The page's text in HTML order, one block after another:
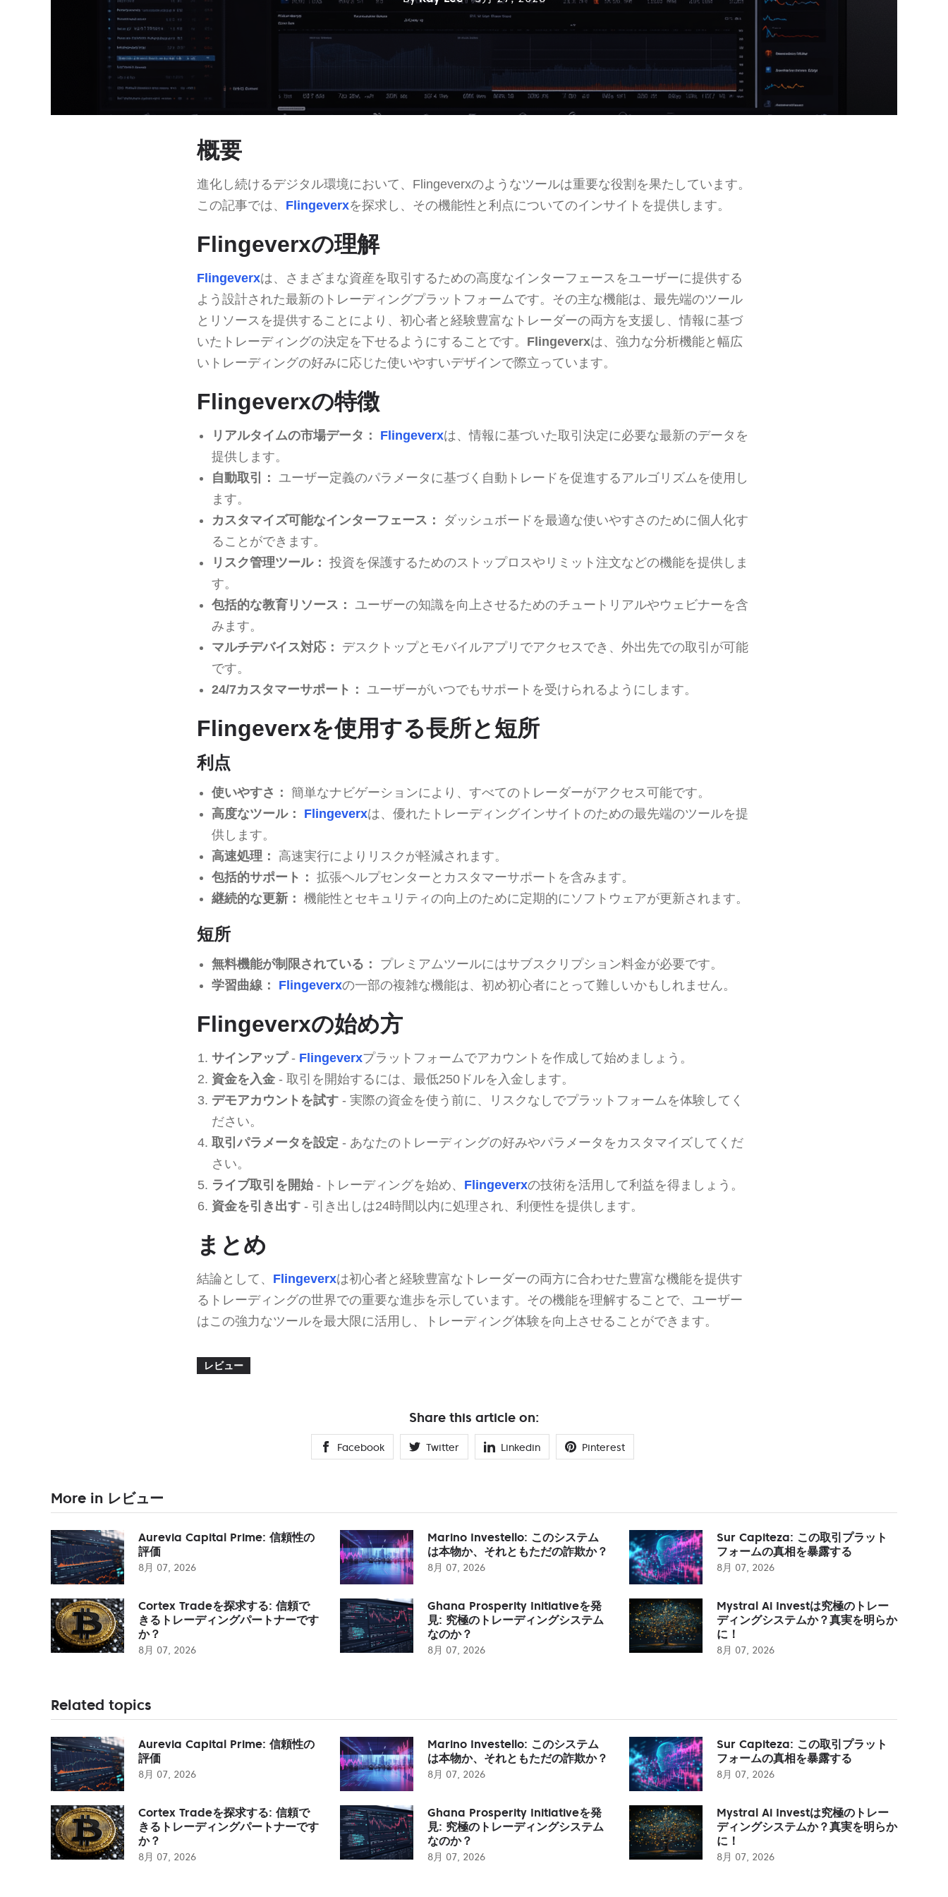
概要
進化し続けるデジタル環境において、Flingeverxのようなツールは重要な役割を果たしています。
この記事では、 Flingeverxを探求し、その機能性と利点についてのインサイトを提供します。
Flingeverxの理解
Flingeverxは、さまざまな資産を取引するための高度なインターフェースをユーザーに提供する
よう設計された最新のトレーディングプラットフォームです。その主な機能は、最先端のツール
とリソースを提供することにより、初心者と経験豊富なトレーダーの両方を支援し、情報に基づ
いたトレーディングの決定を下せるようにすることです。 Flingeverxは、強力な分析機能と幅広
いトレーディングの好みに応じた使いやすいデザインで際立っています。
Flingeverxの特徴
リアルタイムの市場データ： Flingeverxは、情報に基づいた取引決定に必要な最新のデータを
提供します。
自動取引：
ユーザー定義のパラメータに基づく自動トレードを促進するアルゴリズムを使用し
ます。
カスタマイズ可能なインターフェース：
ダッシュボードを最適な使いやすさのために個人化す
ることができます。
リスク管理ツール： 投資を保護するためのストップロスやリミット注文などの機能を提供しま
す。
包括的な教育リソース：
ユーザーの知識を向上させるためのチュートリアルやウェビナーを含
みます。
マルチデバイス対応：
デスクトップとモバイルアプリでアクセスでき、外出先での取引が可能
です。
24/7カスタマーサポート：
ユーザーがいつでもサポートを受けられるようにします。
Flingeverxを使用する長所と短所
利点
使いやすさ： 簡単なナビゲーションにより、すべてのトレーダーがアクセス可能です。
高度なツール：
Flingeverxは、優れたトレーディングインサイトのための最先端のツールを提
供します。
高速処理：
高速実行によりリスクが軽減されます。
包括的サポート： 拡張ヘルプセンターとカスタマーサポートを含みます。
継続的な更新： 機能性とセキュリティの向上のために定期的にソフトウェアが更新されます。
短所
無料機能が制限されている：
プレミアムツールにはサブスクリプション料金が必要です。
学習曲線：
Flingeverxの一部の複雑な機能は、初め初心者にとって難しいかもしれません。
Flingeverxの始め方
サインアップ- Flingeverxプラットフォームでアカウントを作成して始めましょう。
資金を入金- 取引を開始するには、最低250ドルを入金します。
デモアカウントを試す- 実際の資金を使う前に、リスクなしでプラットフォームを体験してく
ださい。
取引パラメータを設定 - あなたのトレーディングの好みやパラメータをカスタマイズしてくだ
さい。
ライブ取引を開始- トレーディングを始め、 Flingeverxの技術を活用して利益を得ましょう。
資金を引き出す- 引き出しは24時間以内に処理され、利便性を提供します。
まとめ
結論として、 Flingeverxは初心者と経験豊富なトレーダーの両方に合わせた豊富な機能を提供す
るトレーディングの世界での重要な進歩を示しています。その機能を理解することで、ユーザー
はこの強力なツールを最大限に活用し、トレーディング体験を向上させることができます。
レビュー
Share this article on:
Facebook Twitter Linkedin Pinterest
More in レビュー
Aurevia Capital Prime: 信頼性の
評価
8月 07, 2026
Marino Investello: このシステム
は本物か、それともただの詐欺か？
8月 07, 2026
Sur Capiteza: この取引プラット
フォームの真相を暴露する
8月 07, 2026
Cortex Tradeを探求する: 信頼で
きるトレーディングパートナーです
か？
8月 07, 2026
Ghana Prosperity Initiativeを発
見: 究極のトレーディングシステム
なのか？
8月 07, 2026
Mystral Ai Investは究極のトレー
ディングシステムか？真実を明らか
に！
8月 07, 2026
Related topics
Aurevia Capital Prime: 信頼性の
評価
8月 07, 2026
Marino Investello: このシステム
は本物か、それともただの詐欺か？
8月 07, 2026
Sur Capiteza: この取引プラット
フォームの真相を暴露する
8月 07, 2026
Cortex Tradeを探求する: 信頼で
きるトレーディングパートナーです
か？
8月 07, 2026
Ghana Prosperity Initiativeを発
見: 究極のトレーディングシステム
なのか？
8月 07, 2026
Mystral Ai Investは究極のトレー
ディングシステムか？真実を明らか
に！
8月 07, 2026